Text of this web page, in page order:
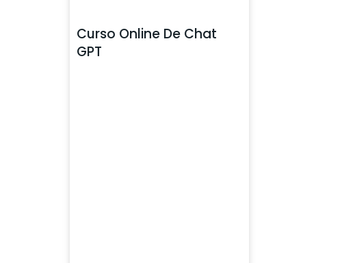
Curso Online De Chat
GPT